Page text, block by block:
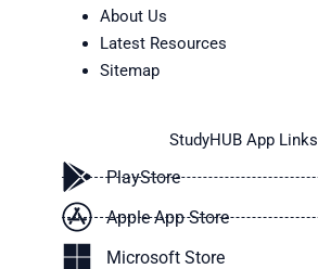
About Us
Latest Resources
Sitemap
StudyHUB App Links
PlayStore
Apple App Store
Microsoft Store